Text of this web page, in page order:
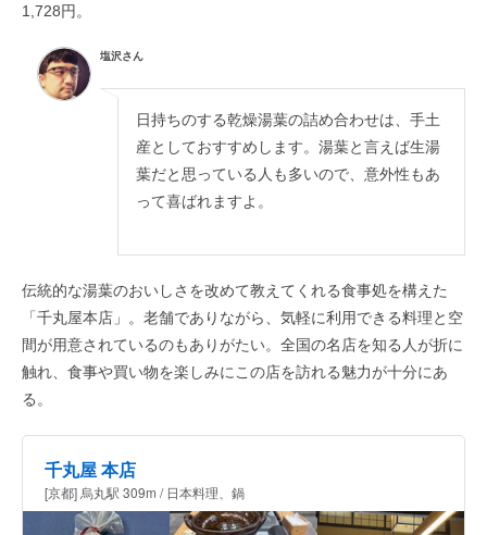
1,728円。
塩沢さん
日持ちのする乾燥湯葉の詰め合わせは、手土
産としておすすめします。湯葉と言えば生湯
葉だと思っている人も多いので、意外性もあ
って喜ばれますよ。
伝統的な湯葉のおいしさを改めて教えてくれる食事処を構えた
「千丸屋本店」。老舗でありながら、気軽に利用できる料理と空
間が用意されているのもありがたい。全国の名店を知る人が折に
触れ、食事や買い物を楽しみにこの店を訪れる魅力が十分にあ
る。
千丸屋 本店
[京都] 烏丸駅 309m / 日本料理、鍋